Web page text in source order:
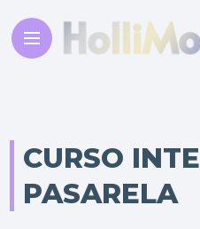
CURSO
PASARELA